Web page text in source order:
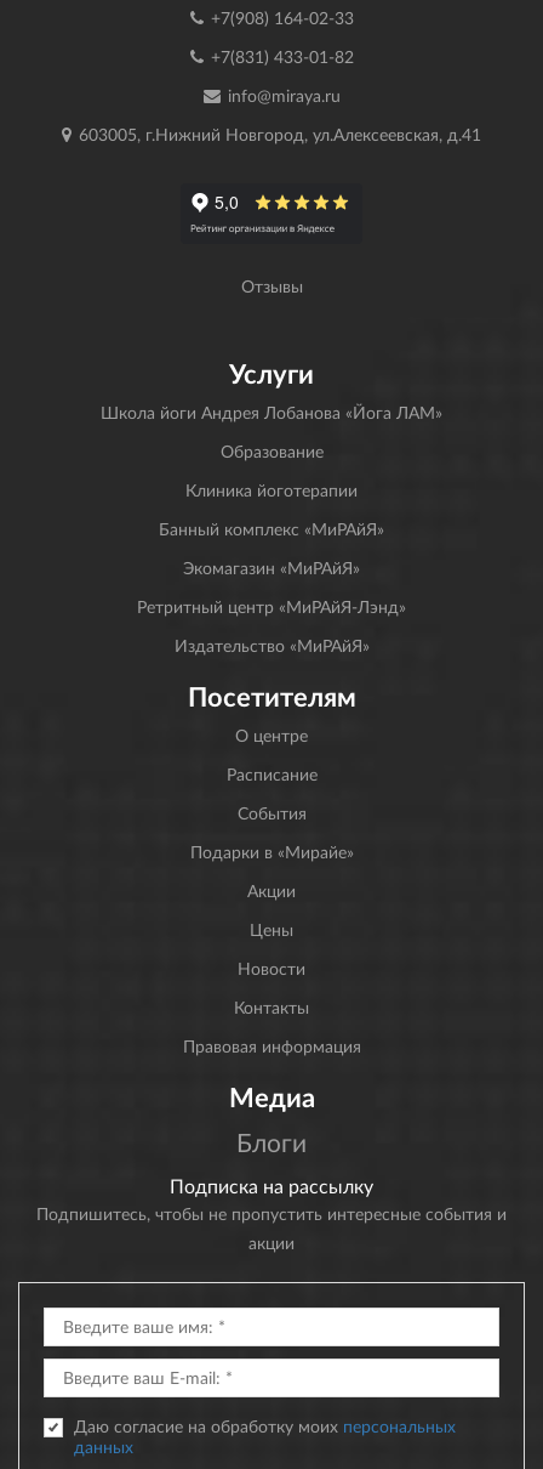
+7(908) 164-02-33
+7(831) 433-01-82
info@miraya.ru
603005, г.Нижний Новгород, ул.Алексеевская, д.41
Отзывы
Услуги
Школа йоги Андрея Лобанова «Йога ЛАМ»
Образование
Клиника йоготерапии
Банный комплекс «МиРАйЯ»
Экомагазин «МиРАйЯ»
Ретритный центр «МиРАйЯ-Лэнд»
Издательство «МиРАйЯ»
Посетителям
О центре
Расписание
События
Подарки в «Мирайе»
Акции
Цены
Новости
Контакты
Правовая информация
Медиа
Блоги
Подписка на рассылку
Подпишитесь, чтобы не пропустить интересные события и
акции
Даю согласие на обработку моих персональных
данных